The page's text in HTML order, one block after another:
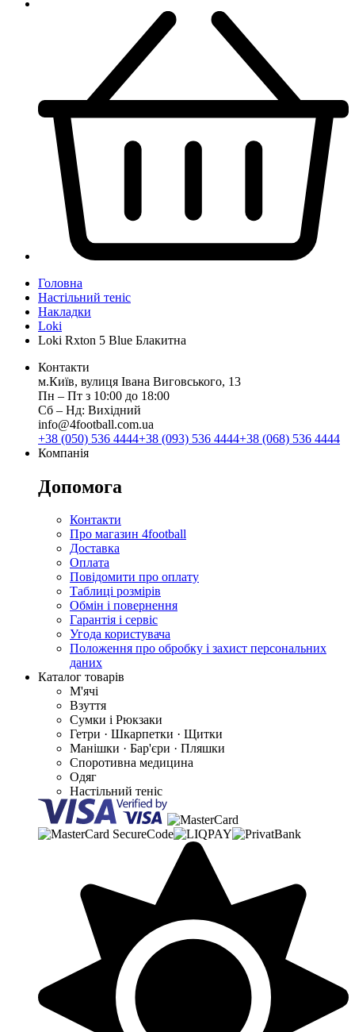
Головна
Настільний теніс
Накладки
Loki
Loki Rxton 5 Blue Блакитна
Контакти
м.Київ, вулиця Івана Виговського, 13
Пн ‒ Пт з 10:00 до 18:00
Сб ‒ Нд: Вихідний
info@4football.com.ua
+38 (050) 536 4444+38 (093) 536 4444+38 (068) 536 4444
Компанія
Допомога
Контакти
Про магазин 4football
Доставка
Оплата
Повідомити про оплату
Таблиці розмірів
Обмін і повернення
Гарантія і сервіс
Угода користувача
Положення про обробку і захист персональних
даних
Каталог товарів
М'ячі
Взуття
Сумки і Рюкзаки
Гетри · Шкарпетки · Щитки
Манішки · Бар'єри · Пляшки
Споротивна медицина
Одяг
Настільний теніс